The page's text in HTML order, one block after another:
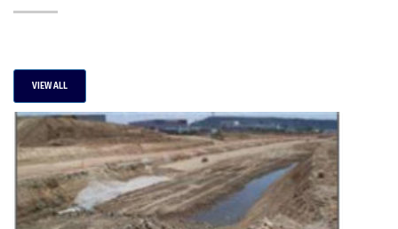
VIEW ALL